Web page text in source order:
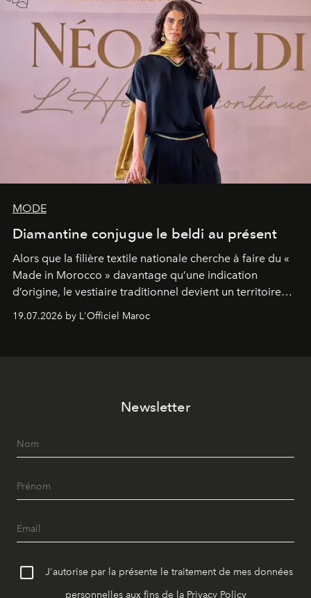
MODE
Diamantine conjugue le beldi au présent
Alors que la filière textile nationale cherche à faire du «
Made in Morocco » davantage qu’une indication
d’origine, le vestiaire traditionnel devient un territoire
d’expérimentation. Avec Néo Beldi, Diamantine en
révise les proportions et les usages pour l’inscrire dans
19.07.2026 by L'Officiel Maroc
Newsletter
J'autorise par la présente le traitement de mes données
personnelles aux fins de la Privacy Policy